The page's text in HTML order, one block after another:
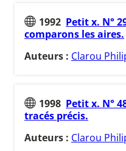
1992 Petit x. N°
comparons les aires.
Auteurs : Clarou
1998 Petit x. N°
tracés précis.
Auteurs : Clarou